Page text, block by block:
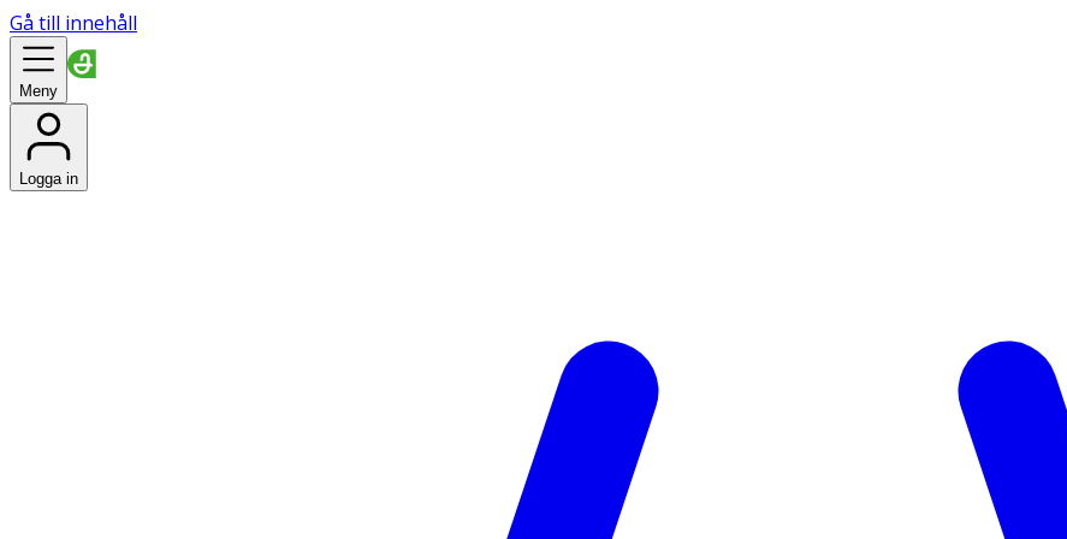
Gå till innehåll
Meny
Logga in